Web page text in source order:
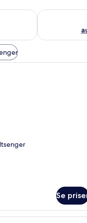
aug. 8 - aug. 9
Sjekk
Sengetøy av topp kvalitet,
Se
Rom – superior,